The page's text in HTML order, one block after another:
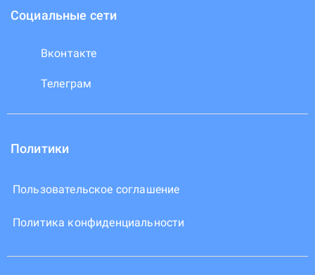
Социальные сети
Вконтакте
Телеграм
Политики
Пользовательское соглашение
Политика конфиденциальности